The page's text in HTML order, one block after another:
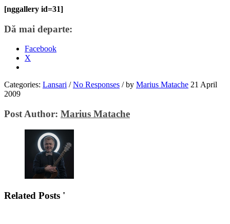
[nggallery id=31]
Dă mai departe:
Facebook
X
Categories: Lansari / No Responses /by Marius Matache 21 April
2009
Post Author: Marius Matache
Related Posts '